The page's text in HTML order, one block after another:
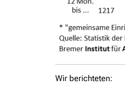
Wir berichteten: